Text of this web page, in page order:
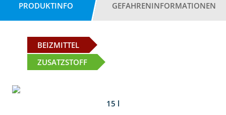
PRODUKTINFO GEFAHRENINFORMATIONEN
BEIZMITTEL
ZUSATZSTOFF
15 l